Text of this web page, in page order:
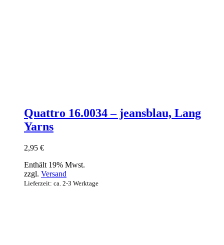
Quattro 16.0034 – jeansblau, Lang
Yarns
2,95 €
Enthält 19% Mwst.
zzgl. Versand
Lieferzeit: ca. 2-3 Werktage